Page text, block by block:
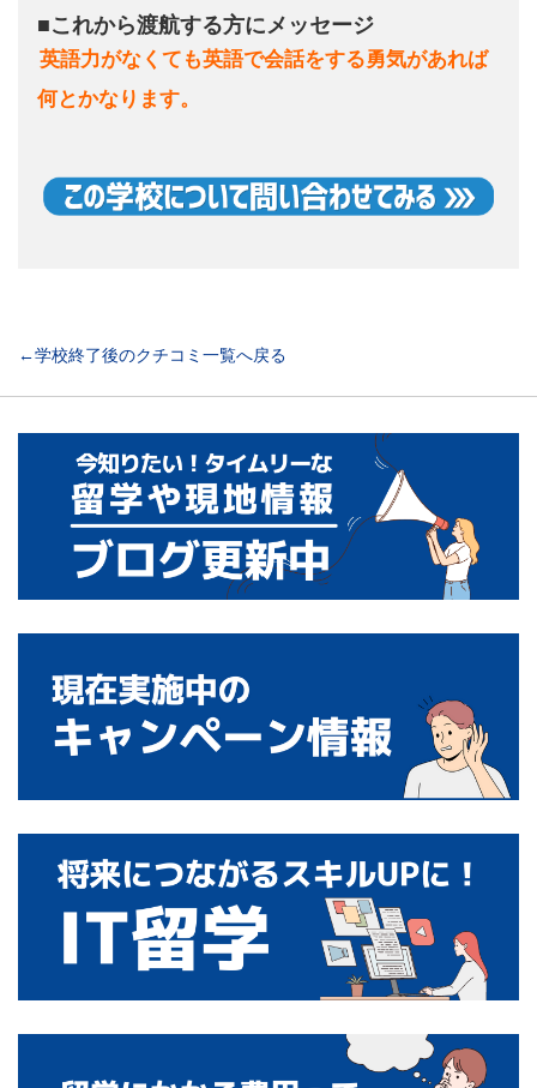
■これから渡航する方にメッセージ
英語力がなくても英語で会話をする勇気があれば
何とかなります。
←学校終了後のクチコミ一覧へ戻る